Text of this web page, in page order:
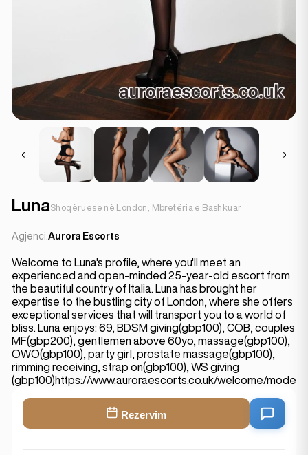
LunaShoqëruese në London, Mbretëria e Bashkuar
Agjenci:Aurora Escorts
Welcome to Luna's profile, where you'll meet an
experienced and open-minded 25-year-old escort from
the beautiful country of Italia. Luna has brought her
expertise to the bustling city of London, where she offers
exceptional services that will transport you to a world of
bliss. Luna enjoys: 69, BDSM giving(gbp100), COB, couples
MF(gbp200), gentlemen above 60yo, massage(gbp100),
OWO(gbp100), party girl, prostate massage(gbp100),
rimming receiving, strap on(gbp100), WS giving
(gbp100)https://www.auroraescorts.co.uk/welcome/
Rezervim